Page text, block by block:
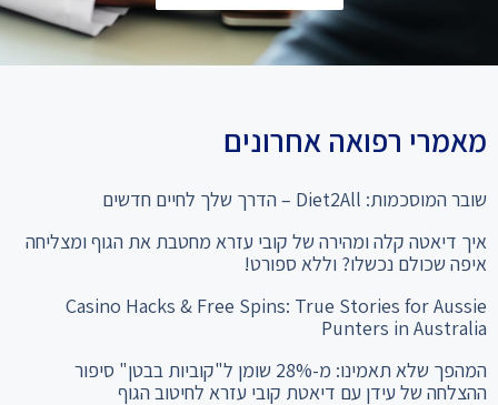
שובר המוסכמות: Diet2All – הדרך שלך לחיים חדשים
איך דיאטה קלה ומהירה של קובי עזרא מחטבת את הגוף ומצליחה
Casino Hacks & Free Spins: True Stories for Aussie
קובי עזרא ופרופ' קרסו: הטיטאנים חושפים את האמת המטלטלת